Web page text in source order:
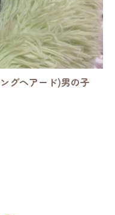
グヘアード)男の子